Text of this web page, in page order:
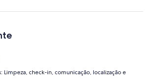
Limpeza, check-in, comunicação, localização e